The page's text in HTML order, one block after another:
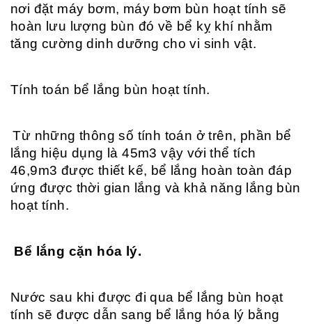
nơi đặt máy bơm, máy bơm bùn hoạt tính sẽ
hoàn lưu lượng bùn đó về bể kỵ khí nhằm
tăng cường dinh dưỡng cho vi sinh vật.
Tính toán bể lắng bùn hoạt tính.
Từ những thông số tính toán ở trên, phần bể
lắng hiệu dụng là 45m3 vậy với thể tích
46,9m3 được thiết kế, bể lắng hoàn toàn đáp
ứng được thời gian lắng và khả năng lắng bùn
hoạt tính.
Bể lắng cặn hóa lý.
Nước sau khi được đi qua bể lắng bùn hoạt
tính sẽ được dẫn sang bể lắng hóa lý bằng